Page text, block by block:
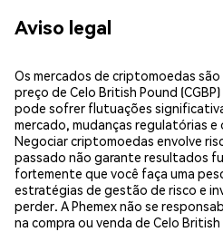
Aviso legal
Os mercados de criptomoedas
preço de Celo British Pound
pode sofrer flutuações
mercado, mudanças regulatórias
Negociar criptomoedas envolve
passado não garante resultados
fortemente que você faça uma
estratégias de gestão de risco e
perder. A Phemex não se
na compra ou venda de Celo British